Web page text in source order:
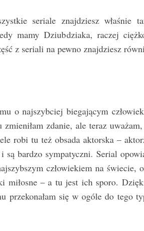
seriale znajdziesz właśnie
mamy Dziubdziaka, raczej
z seriali na pewno znajdziesz
o najszybciej biegającym
zdanie, ale teraz
robi tu też obsada aktorska –
bardzo sympatyczni. Serial
człowiekiem na świecie,
miłosne – a tu jest ich sporo.
przekonałam się w ogóle do tego